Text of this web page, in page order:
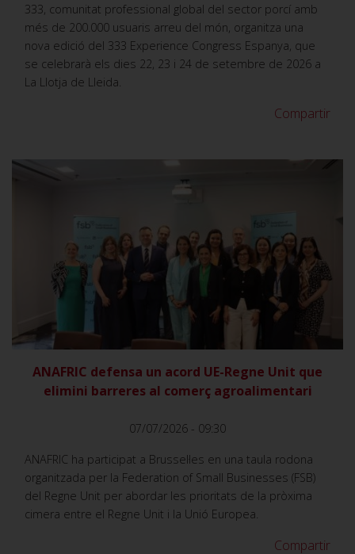
333, comunitat professional global del sector porcí amb
més de 200.000 usuaris arreu del món, organitza una
nova edició del 333 Experience Congress Espanya, que
se celebrarà els dies 22, 23 i 24 de setembre de 2026 a
La Llotja de Lleida.
Compartir
ANAFRIC defensa un acord UE-Regne Unit que
elimini barreres al comerç agroalimentari
07/07/2026 - 09:30
ANAFRIC ha participat a Brussel·les en una taula rodona
organitzada per la Federation of Small Businesses (FSB)
del Regne Unit per abordar les prioritats de la pròxima
cimera entre el Regne Unit i la Unió Europea.
Compartir